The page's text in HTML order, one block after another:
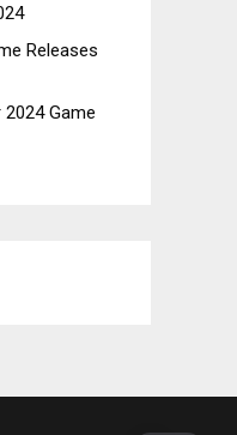
Releases
Game